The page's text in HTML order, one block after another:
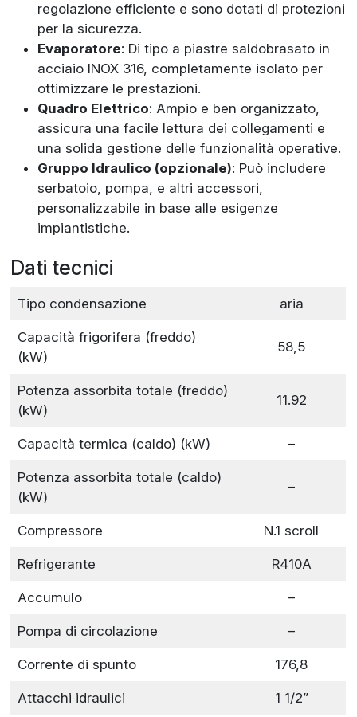
regolazione efficiente e sono dotati di protezioni
per la sicurezza.
Evaporatore: Di tipo a piastre saldobrasato in
acciaio INOX 316, completamente isolato per
ottimizzare le prestazioni.
Quadro Elettrico: Ampio e ben organizzato,
assicura una facile lettura dei collegamenti e
una solida gestione delle funzionalità operative.
Gruppo Idraulico (opzionale): Può includere
serbatoio, pompa, e altri accessori,
personalizzabile in base alle esigenze
impiantistiche.
Dati tecnici
Tipo condensazione aria
Capacità frigorifera (freddo)
(kW)
58,5
Potenza assorbita totale (freddo)
(kW)
11.92
Capacità termica (caldo) (kW) –
Potenza assorbita totale (caldo)
(kW)
–
Compressore N.1 scroll
Refrigerante R410A
Accumulo –
Pompa di circolazione –
Corrente di spunto 176,8
Attacchi idraulici 1 1/2”